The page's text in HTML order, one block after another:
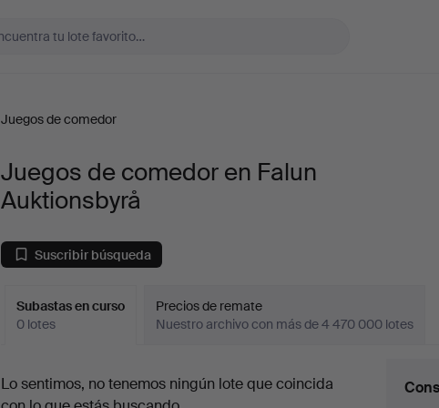
Juegos de comedor
Juegos de comedor en Falun
Auktionsbyrå
Suscribir búsqueda
Subastas en curso
0 lotes
Precios de remate
Nuestro archivo con más de 4 470 000 lotes
Subastas
Lo sentimos, no tenemos ningún lote que coincida